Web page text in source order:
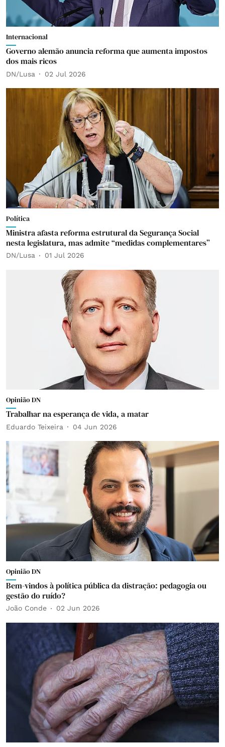
Internacional
Governo alemão anuncia reforma que aumenta impostos
dos mais ricos
DN/Lusa 02 Jul 2026
Política
Ministra afasta reforma estrutural da Segurança Social
nesta legislatura, mas admite “medidas complementares”
DN/Lusa 01 Jul 2026
Opinião DN
Trabalhar na esperança de vida, a matar
Eduardo Teixeira 04 Jun 2026
Opinião DN
Bem-vindos à política pública da distração: pedagogia ou
gestão do ruído?
João Conde 02 Jun 2026